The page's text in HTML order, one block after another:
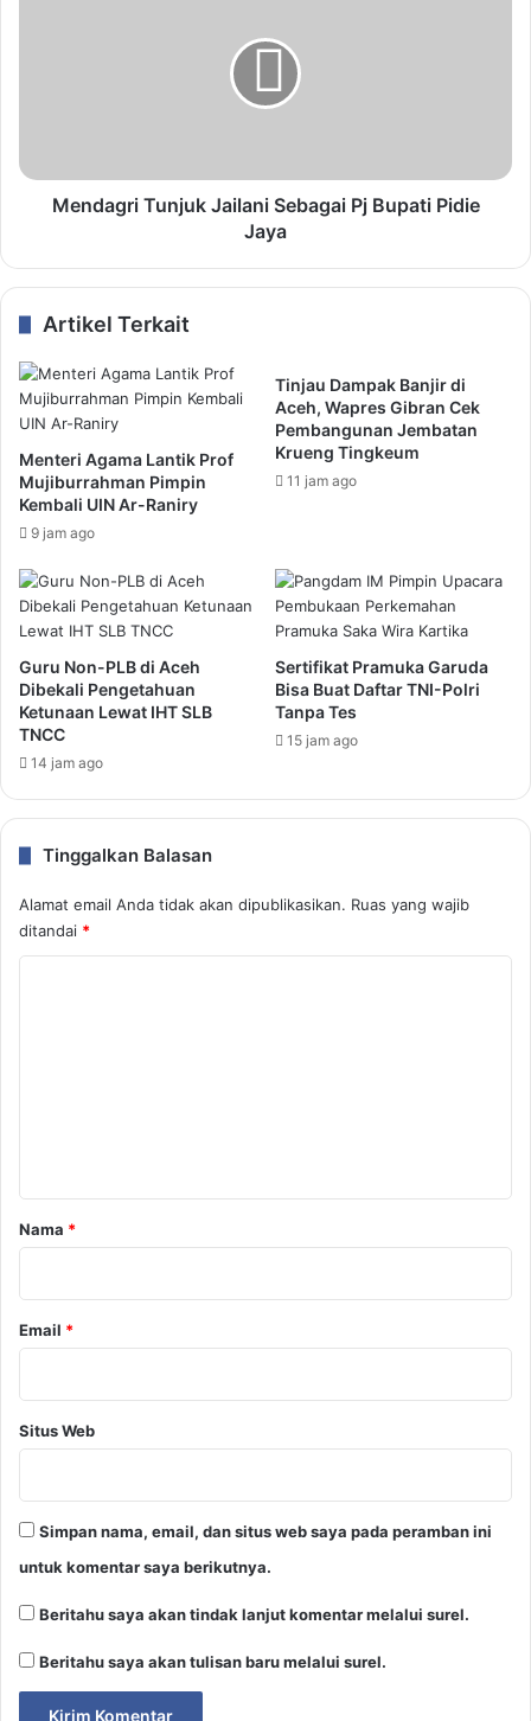
Mendagri Tunjuk Jailani Sebagai Pj Bupati Pidie
Jaya
Artikel Terkait
Menteri Agama Lantik Prof
Mujiburrahman Pimpin
Kembali UIN Ar-Raniry
9 jam ago
Tinjau Dampak Banjir di
Aceh, Wapres Gibran Cek
Pembangunan Jembatan
Krueng Tingkeum
11 jam ago
Guru Non-PLB di Aceh
Dibekali Pengetahuan
Ketunaan Lewat IHT SLB
TNCC
14 jam ago
Sertifikat Pramuka Garuda
Bisa Buat Daftar TNI-Polri
Tanpa Tes
15 jam ago
Tinggalkan Balasan
Alamat email Anda tidak akan dipublikasikan. Ruas yang wajib
ditandai *
rNama *
Email *
Situs Web
Simpan nama, email, dan situs web saya pada peramban ini
untuk komentar saya berikutnya.
Beritahu saya akan tindak lanjut komentar melalui surel.
Beritahu saya akan tulisan baru melalui surel.